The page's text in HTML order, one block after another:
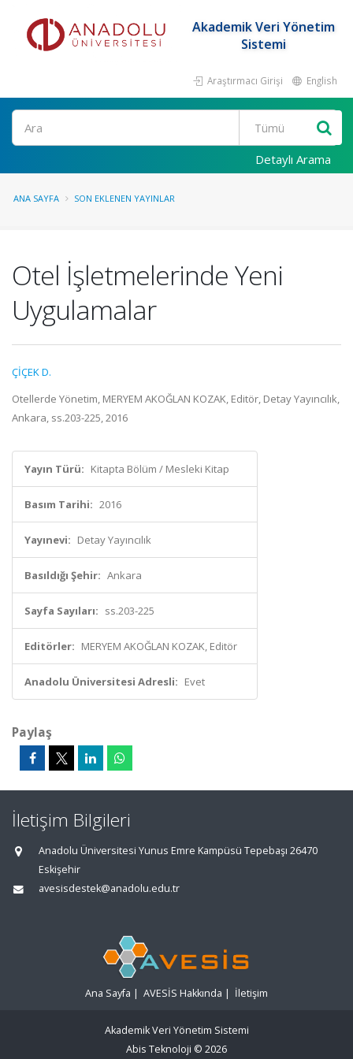
Akademik Veri Yönetim
Sistemi
Araştırmacı Girişi English
Ara
Detaylı Arama
ANA SAYFA SON EKLENEN YAYINLAR
Otel İşletmelerinde Yeni
Uygulamalar
ÇİÇEK D.
Otellerde Yönetim, MERYEM AKOĞLAN KOZAK, Editör, Detay Yayıncılık,
Ankara, ss.203-225, 2016
Yayın Türü: Kitapta Bölüm / Mesleki Kitap
Basım Tarihi: 2016
Yayınevi: Detay Yayıncılık
Basıldığı Şehir: Ankara
Sayfa Sayıları: ss.203-225
Editörler: MERYEM AKOĞLAN KOZAK, Editör
Anadolu Üniversitesi Adresli: Evet
Paylaş
İletişim Bilgileri
Anadolu Üniversitesi Yunus Emre Kampüsü Tepebaşı 26470
Eskişehir
avesisdestek@anadolu.edu.tr
Ana Sayfa | AVESİS Hakkında | İletişim
Akademik Veri Yönetim Sistemi
Abis Teknoloji © 2026